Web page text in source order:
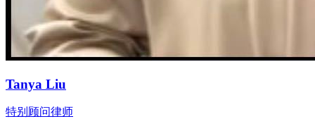
Tanya Liu
特别顾问律师